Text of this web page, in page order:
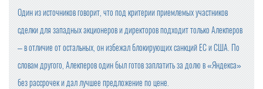
Один из источников говорит, что под критерии приемлемых участников
сделки для западных акционеров и директоров подходит только Алекперов
– в отличие от остальных, он избежал блокирующих санкций ЕС и США. По
словам другого, Алекперов один был готов заплатить за долю в «Яндекса»
без рассрочек и дал лучшее предложение по цене.